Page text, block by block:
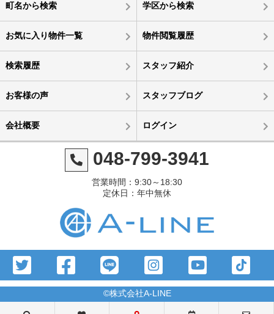
町名から検索 学区から検索
お気に入り物件一覧 物件閲覧履歴
検索履歴 スタッフ紹介
お客様の声 スタッフブログ
会社概要 ログイン
048-799-3941
営業時間：9:30～18:30
定休日：年中無休
©株式会社A-LINE